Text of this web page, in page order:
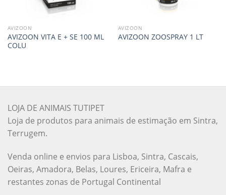
AVIZOON
AVIZOON VITA E + SE 100 ML
COLU
AVIZOON
AVIZOON ZOOSPRAY 1 LT
LOJA DE ANIMAIS TUTIPET
Loja de produtos para animais de estimação em Sintra,
Terrugem.
Venda online e envios para Lisboa, Sintra, Cascais,
Oeiras, Amadora, Belas, Loures, Ericeira, Mafra e
restantes zonas de Portugal Continental